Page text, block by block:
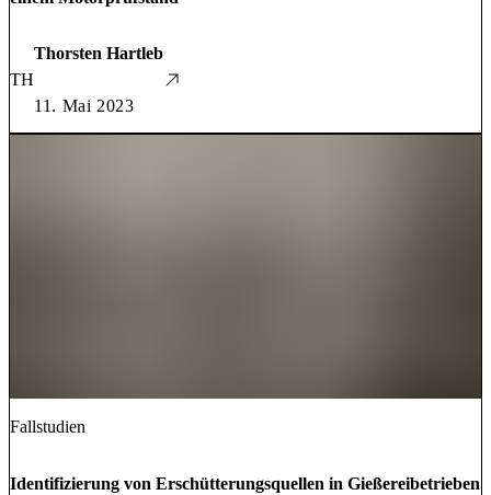
TH
Thorsten Hartleb
11. Mai 2023
Fallstudien
Identifizierung von Erschütterungsquellen in Gießereibetrieben